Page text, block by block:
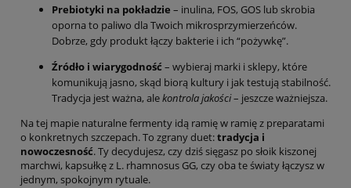
Prebiotyki na pokładzie – inulina, FOS, GOS lub skrobia
oporna to paliwo dla Twoich mikrosprzymierzeńców.
Dobrze, gdy produkt łączy bakterie i ich “pożywkę”.
Źródło i wiarygodność – wybieraj marki i sklepy, które
komunikują jasno, skąd biorą kultury i jak testują stabilność.
Tradycja jest ważna, alekontrola jakości– jeszcze ważniejsza.
Na tej mapie naturalne fermenty idą ramię w ramię z preparatami
o konkretnych szczepach. To zgrany duet:tradycja i
nowoczesność. Ty decydujesz, czy dziś sięgasz po słoik kiszonej
marchwi, kapsułkę z L. rhamnosus GG, czy oba te światy łączysz w
jednym, spokojnym rytuale.